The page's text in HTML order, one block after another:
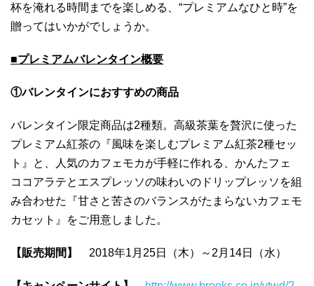
杯を淹れる時間までを楽しめる、“プレミアムなひと時”を
贈ってはいかがでしょうか。
■プレミアムバレンタイン概要
①バレンタインにおすすめの商品
バレンタイン限定商品は2種類。高級茶葉を贅沢に使った
プレミアム紅茶の『風味を楽しむプレミアム紅茶2種セッ
ト』と、人気のカフェモカが手軽に作れる、かんたフェ
ココアラテとエスプレッソの味わいのドリップレッソを組
み合わせた『甘さと苦さのバランスがたまらないカフェモ
カセット』をご用意しました。
【販売期間】 2018年1月25日（木）～2月14日（水）